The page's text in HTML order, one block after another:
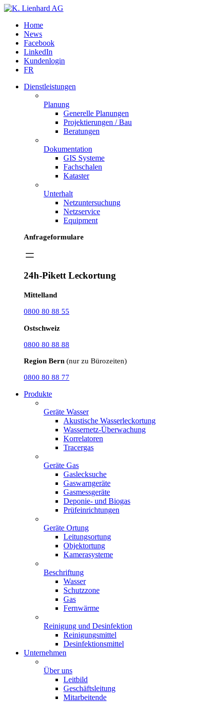
Home
News
Facebook
LinkedIn
Kundenlogin
FR
Dienstleistungen
Planung
Generelle Planungen
Projektierungen / Bau
Beratungen
Dokumentation
GIS Systeme
Fachschalen
Kataster
Unterhalt
Netzuntersuchung
Netzservice
Equipment
Anfrageformulare
24h-Pikett Leckortung
Mittelland
0800 80 88 55
Ostschweiz
0800 80 88 88
Region Bern (nur zu Bürozeiten)
0800 80 88 77
Produkte
Geräte Wasser
Akustische Wasserleckortung
Wassernetz-Überwachung
Korrelatoren
Tracergas
Geräte Gas
Gaslecksuche
Gaswarngeräte
Gasmessgeräte
Deponie- und Biogas
Prüfeinrichtungen
Geräte Ortung
Leitungsortung
Objektortung
Kamerasysteme
Beschriftung
Wasser
Schutzzone
Gas
Fernwärme
Reinigung und Desinfektion
Reinigungsmittel
Desinfektionsmittel
Unternehmen
Über uns
Leitbild
Geschäftsleitung
Mitarbeitende